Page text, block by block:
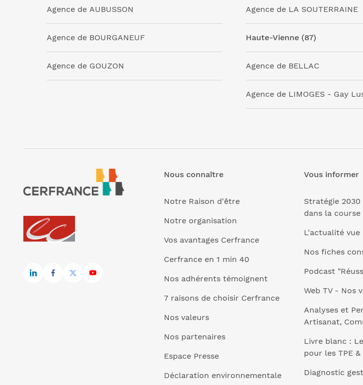
Agence de AUBUSSON
Agence de BOURGANEUF
Agence de GOUZON
Agence de LA SOUTERRAINE
Haute-Vienne (87)
Agence de BELLAC
Agence de LIMOGES - Gay
Nous connaître
Notre Raison d'être
Notre organisation
Vos avantages Cerfrance
Cerfrance en 1 min 40
Nos adhérents témoignent
7 raisons de choisir Cerfrance
Nos valeurs
Nos partenaires
Espace Presse
Déclaration environnementale
Vous informer
Stratégie
dans la course
L'actualité vue
Nos fiches
Podcast
Web TV - Nos
Analyses et
Artisanat,
Livre blanc :
pour les TPE &
Diagnostic